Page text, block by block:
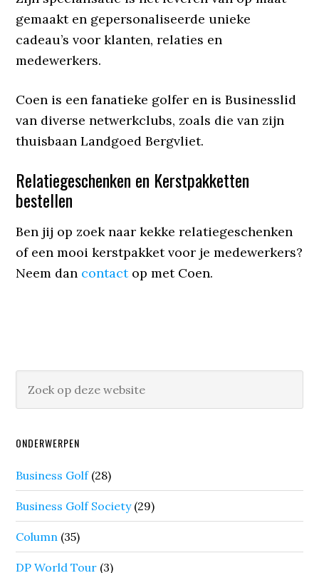
gemaakt en gepersonaliseerde unieke
cadeau’s voor klanten, relaties en
medewerkers.
Coen is een fanatieke golfer en is Businesslid
van diverse netwerkclubs, zoals die van zijn
thuisbaan Landgoed Bergvliet.
Relatiegeschenken en Kerstpakketten
bestellen
Ben jij op zoek naar kekke relatiegeschenken
of een mooi kerstpakket voor je medewerkers?
Neem dan contactop met Coen.
ONDERWERPEN
Business Golf(28)
Business Golf Society(29)
Column (35)
DP World Tour (3)